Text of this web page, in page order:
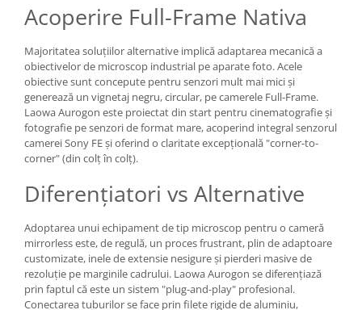
Hand Strap / Grip
Accesorii genti si trollere
Solid-State Drive (SSD)
Video / Camere si accesorii
Camere video profesionale
Camere Video Cinematice
Accesorii camere video de actiune
Accesorii drone
Acumulatori camere video
Lampi video
Stabilizatoare (Gimbal) / Steady
Acoperire Full-Frame Nativa
Majoritatea soluțiilor alternative implică adaptarea mecanică a
obiectivelor de microscop industrial pe aparate foto. Acele
obiective sunt concepute pentru senzori mult mai mici și
generează un vignetaj negru, circular, pe camerele Full-Frame.
Laowa Aurogon este proiectat din start pentru cinematografie și
fotografie pe senzori de format mare, acoperind integral senzorul
camerei Sony FE și oferind o claritate excepțională "corner-to-
corner" (din colț în colț).
Diferențiatori vs Alternative
Adoptarea unui echipament de tip microscop pentru o cameră
mirrorless este, de regulă, un proces frustrant, plin de adaptoare
customizate, inele de extensie nesigure și pierderi masive de
rezoluție pe marginile cadrului. Laowa Aurogon se diferențiază
prin faptul că este un sistem "plug-and-play" profesional.
Conectarea tuburilor se face prin filete rigide de aluminiu,